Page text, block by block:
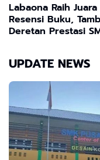
Labaona Raih Juara
Resensi Buku,
Deretan Prestasi
UPDATE NEWS